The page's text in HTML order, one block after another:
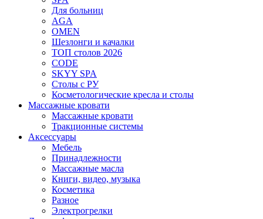
Для больниц
AGA
OMEN
Шезлонги и качалки
ТОП столов 2026
CODE
SKYY SPA
Столы с РУ
Косметологические кресла и столы
Массажные кровати
Массажные кровати
Тракционные системы
Аксессуары
Мебель
Принадлежности
Массажные масла
Книги, видео, музыка
Косметика
Разное
Электрогрелки